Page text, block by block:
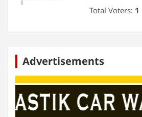
Total Voters: 1
Advertisements